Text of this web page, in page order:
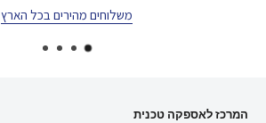
משלוחים מהירים בכל הארץ
המרכז לאספקה טכנית